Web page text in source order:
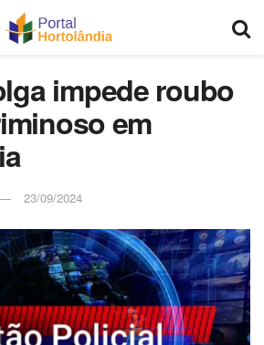
impede roubo
em
23/09/2024